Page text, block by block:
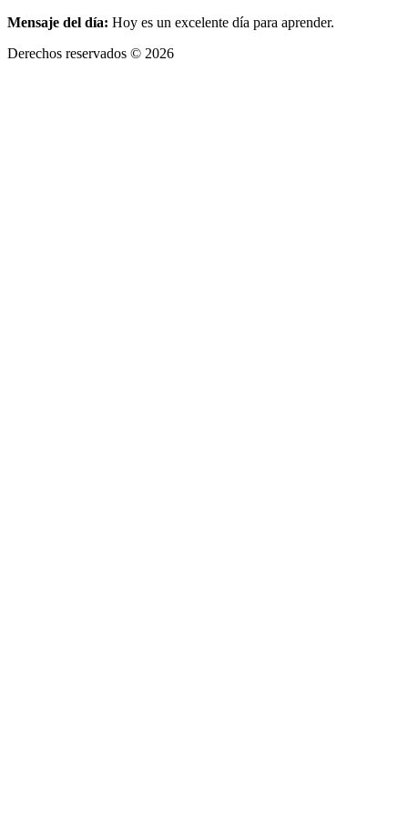
Mensaje del día: Hoy es un excelente día para aprender.
Derechos reservados © 2026